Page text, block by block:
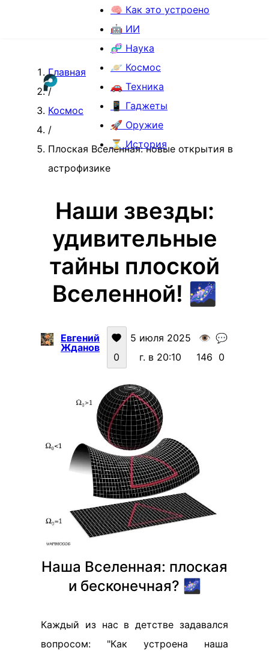
🧠 Как это устроено
🤖 ИИ
🧬 Наука
🪐 Космос
🚗 Техника
📱 Гаджеты
🚀 Оружие
⏳ История
Главная
/
Космос
/
Плоская Вселенная: новые открытия в
астрофизике
Наши звезды:
удивительные
тайны плоской
Вселенной! 🌌
Евгений
Жданов
0
5 июля 2025
г. в 20:10
👁️
146
💬
0
Наша Вселенная: плоская
и бесконечная? 🌌
Каждый из нас в детстве задавался
вопросом: "Как устроена наша